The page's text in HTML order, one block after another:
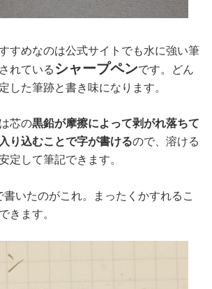
すめなのは公式サイトでも水に強い筆
れている シャープペンです。どん
した筆跡と書き味になります。
芯の黒鉛が摩擦によって剥がれ落ちて
り込むことで字が書けるので、溶ける
定して筆記できます。
書いたのがこれ。まったくかすれるこ
きます。